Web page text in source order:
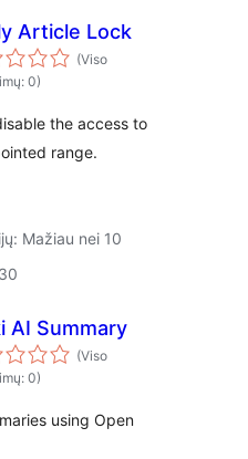
Article Lock
(Viso
0)
the access to
range.
Mažiau nei 10
AI Summary
(Viso
0)
using Open